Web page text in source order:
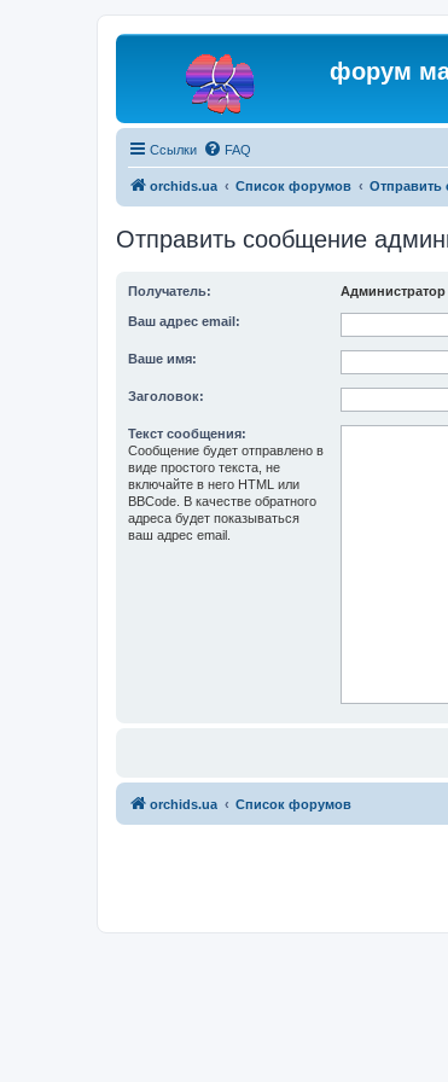
форум
Ссылки FAQ
orchids.ua Список форумов Отправить
Отправить сообщение
Получатель: Администратор
Ваш адрес email:
Ваше имя:
Заголовок:
Текст сообщения:
Сообщение будет отправлено в
виде простого текста, не
включайте в него HTML или
BBCode. В качестве обратного
адреса будет показываться
ваш адрес email.
orchids.ua Список форумов